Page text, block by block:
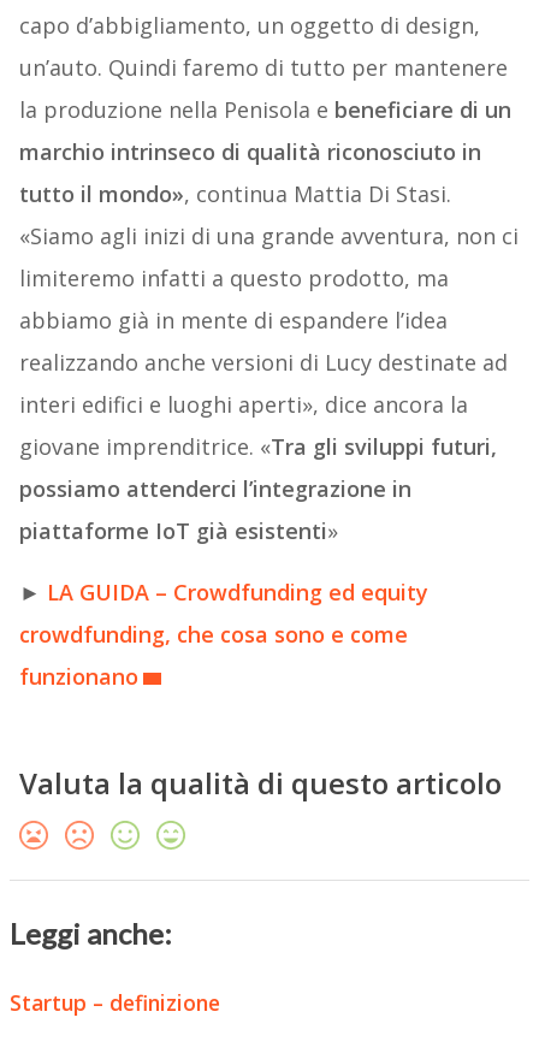
capo d’abbigliamento, un oggetto di design,
un’auto. Quindi faremo di tutto per mantenere
la produzione nella Penisola e beneficiare di un
marchio intrinseco di qualità riconosciuto in
tutto il mondo», continua Mattia Di Stasi.
«Siamo agli inizi di una grande avventura, non ci
limiteremo infatti a questo prodotto, ma
abbiamo già in mente di espandere l’idea
realizzando anche versioni di Lucy destinate ad
interi edifici e luoghi aperti», dice ancora la
giovane imprenditrice. «Tra gli sviluppi futuri,
possiamo attenderci l’integrazione in
piattaforme IoT già esistenti»
► LA GUIDA – Crowdfunding ed equity
crowdfunding, che cosa sono e come
funzionano
Valuta la qualità di questo articolo
Leggi anche:
Startup – definizione